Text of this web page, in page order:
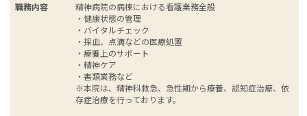
職務内容
精神病院の病棟における看護業務全般
・健康状態の管理
・バイタルチェック
・採血、点滴などの医療処置
・療養上のサポート
・精神ケア
・書類業務など
※本院は、精神科救急、急性期から療養、認知症治療、依
存症治療を行っております。